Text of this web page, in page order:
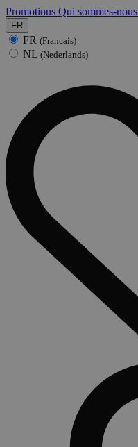
Promotions Qui sommes-nous
FR
FR (Francais)
NL (Nederlands)